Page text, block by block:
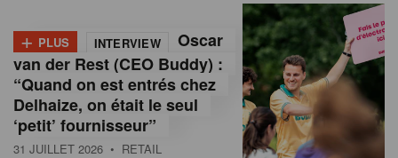
o
n
d
o
+ PLUS INTERVIEW
Oscar
van der Rest (CEO Buddy) :
“Quand on est entrés chez
Delhaize, on était le seul
‘petit’ fournisseur”
31 JUILLET 2026 • RETAIL